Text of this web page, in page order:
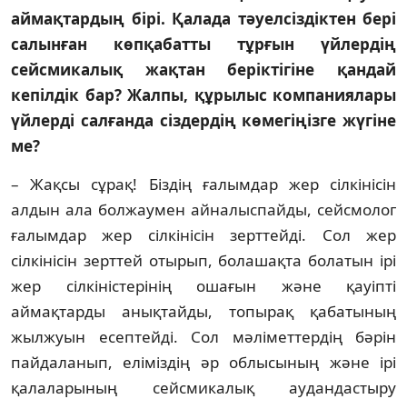
аймақтардың бірі. Қалада тәуел­сіз­діктен бері
салынған көпқабатты тұр­ғын үйлердің
сейсмикалық жақтан бе­рік­тігіне қандай
кепілдік бар? Жалпы, құ­рылыс компаниялары
үйлерді сал­ғанда сіздердің көмегіңізге жүгіне
ме?
– Жақсы сұрақ! Біздің ғалымдар жер сіл­кі­ні­с­ін
алдын ала болжаумен айналыспайды, сей­смолог
ғалымдар жер сілкінісін зерттейді. Сол жер
сілкінісін зерттей отырып, бола­шақ­та болатын ірі
жер сілкіністерінің ошағын жә­не қауіпті
аймақтарды анықтайды, топы­рақ қабатының
жылжуын есептейді. Сол м­ә­ліметтердің бәрін
пайдаланып, еліміздің әр облысының және ірі
қалаларының сейс­ми­­­­калық аудандастыру